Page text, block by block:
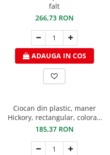
falt
266,73 RON
ADAUGA IN COS
Ciocan din plastic, maner
Hickory, rectangular, colorat,
155x85x35
185,37 RON